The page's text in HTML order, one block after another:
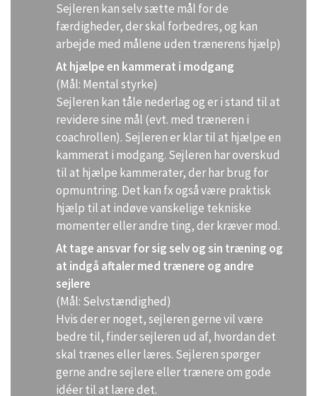
Sejleren kan selv sætte mål for de
færdigheder, der skal forbedres, og kan
arbejde med målene uden trænerens hjælp)
At hjælpe en kammerat i modgang
(Mål: Mental styrke)
Sejleren kan tåle nederlag og er i stand til at
revidere sine mål (evt. med træneren i
coachrollen). Sejleren er klar til at hjælpe en
kammerat i modgang. Sejleren har overskud
til at hjælpe kammerater, der har brug for
opmuntring. Det kan fx også være praktisk
hjælp til at indøve vanskelige tekniske
momenter eller andre ting, der kræver mod.
At tage ansvar for sig selv og sin træning og
at indgå aftaler med trænere og andre
sejlere
(Mål: Selvstændighed)
Hvis der er noget, sejleren gerne vil være
bedre til, finder sejleren ud af, hvordan det
skal trænes eller læres. Sejleren spørger
gerne andre sejlere eller trænere om gode
idéer til at lære det.